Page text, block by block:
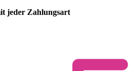
jeder Zahlungsart